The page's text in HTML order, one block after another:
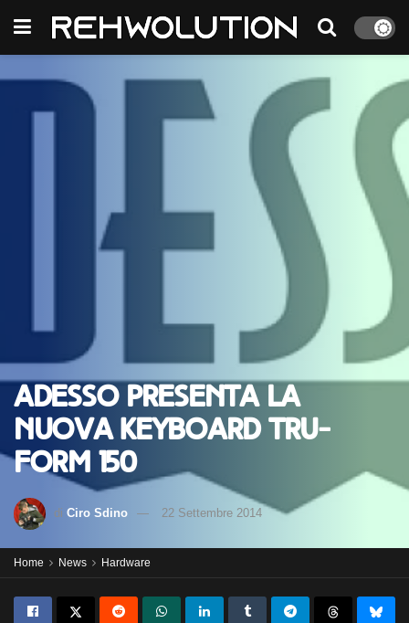
ADESSO presenta la
nuova keyboard Tru-
Form 150
di Ciro Sdino 22 Settembre 2014
Home News Hardware